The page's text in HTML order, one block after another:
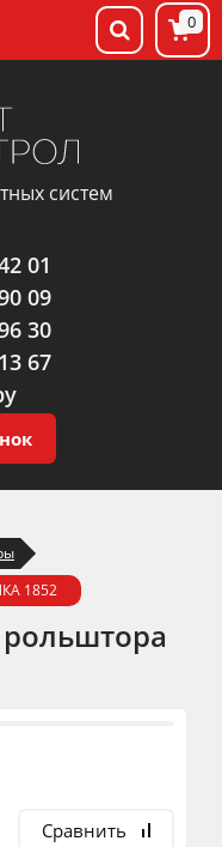
систем
01
09
30
67
0
1852
Сравнить